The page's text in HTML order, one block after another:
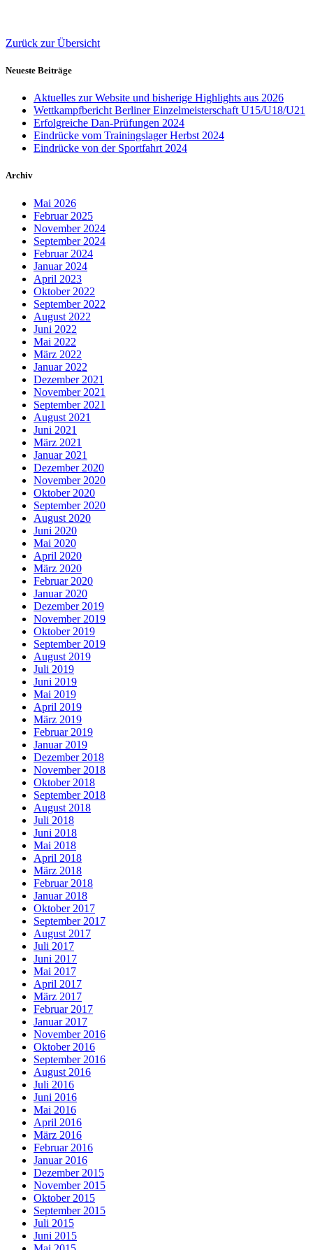
Zurück zur Übersicht
Neueste Beiträge
Aktuelles zur Website und bisherige Highlights aus 2026
Wettkampfbericht Berliner Einzelmeisterschaft U15/U18/U21
Erfolgreiche Dan-Prüfungen 2024
Eindrücke vom Trainingslager Herbst 2024
Eindrücke von der Sportfahrt 2024
Archiv
Mai 2026
Februar 2025
November 2024
September 2024
Februar 2024
Januar 2024
April 2023
Oktober 2022
September 2022
August 2022
Juni 2022
Mai 2022
März 2022
Januar 2022
Dezember 2021
November 2021
September 2021
August 2021
Juni 2021
März 2021
Januar 2021
Dezember 2020
November 2020
Oktober 2020
September 2020
August 2020
Juni 2020
Mai 2020
April 2020
März 2020
Februar 2020
Januar 2020
Dezember 2019
November 2019
Oktober 2019
September 2019
August 2019
Juli 2019
Juni 2019
Mai 2019
April 2019
März 2019
Februar 2019
Januar 2019
Dezember 2018
November 2018
Oktober 2018
September 2018
August 2018
Juli 2018
Juni 2018
Mai 2018
April 2018
März 2018
Februar 2018
Januar 2018
Oktober 2017
September 2017
August 2017
Juli 2017
Juni 2017
Mai 2017
April 2017
März 2017
Februar 2017
Januar 2017
November 2016
Oktober 2016
September 2016
August 2016
Juli 2016
Juni 2016
Mai 2016
April 2016
März 2016
Februar 2016
Januar 2016
Dezember 2015
November 2015
Oktober 2015
September 2015
Juli 2015
Juni 2015